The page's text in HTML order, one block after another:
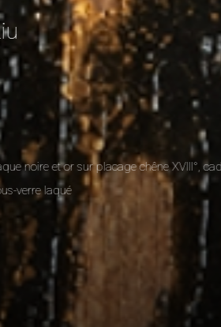
Emeraude
Laque sur bois : laque arrachée,
bambou naturel